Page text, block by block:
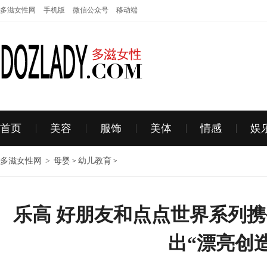
多滋女性网 手机版 微信公众号 移动端
首页 美容 服饰 美体 情感 娱
多滋女性网 > 母婴 > 幼儿教育 >
乐高 好朋友和点点世界系列
出“漂亮创